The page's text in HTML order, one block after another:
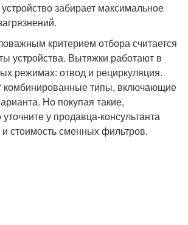
забирает максимальное
критерием отбора считается
устройства. Вытяжки работают в
режимах: отвод и рециркуляция.
комбинированные типы, включающие
Но покупая такие,
у продавца-консультанта
и стоимость сменных фильтров.